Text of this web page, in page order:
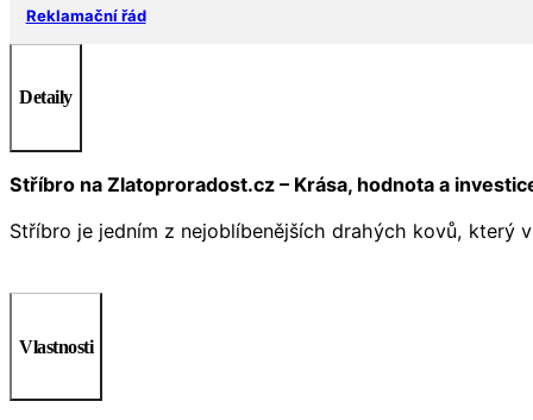
Reklamační řád
Detaily
Stříbro na Zlatoproradost.cz – Krása, hodnota a
Stříbro je jedním z nejoblíbenějších drahých kovů,
Vlastnosti